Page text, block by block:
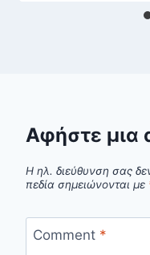
Αφήστε μια
Η ηλ. διεύθυνση σας
πεδία σημειώνονται με
Comment *